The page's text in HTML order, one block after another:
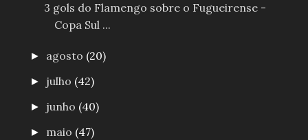
3 gols do Flamengo sobre o Fugueirense -
Copa Sul ...
► agosto (20)
► julho (42)
► junho (40)
► maio (47)